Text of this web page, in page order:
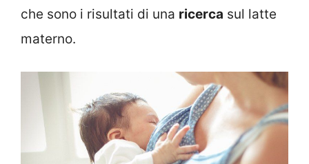
che sono i risultati di una ricerca sul latte
materno.